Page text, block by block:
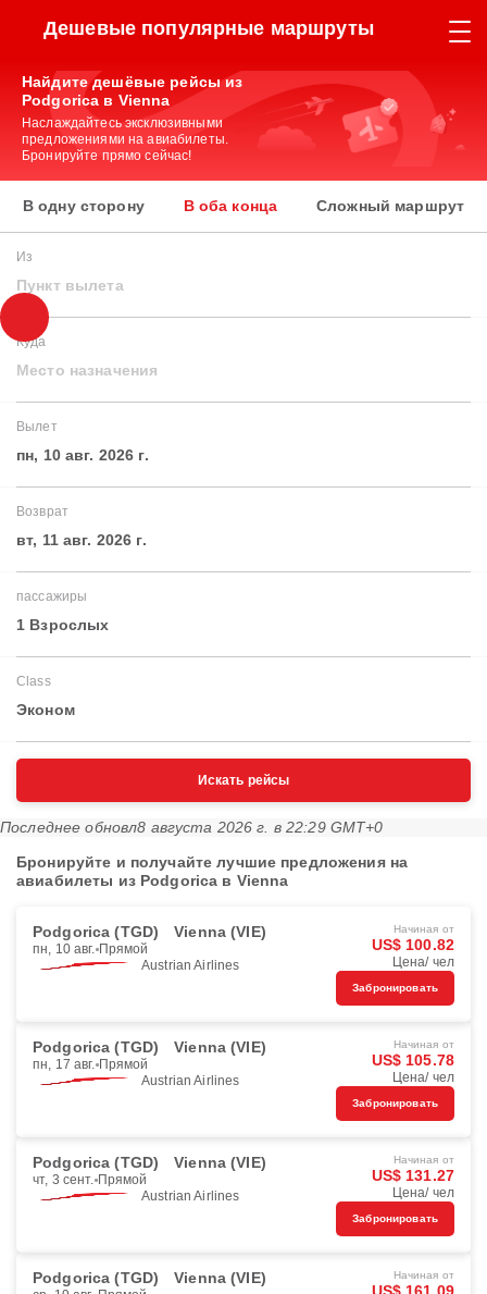
Дешевые популярные маршруты
Найдите дешёвые рейсы из
Podgorica в Vienna
Наслаждайтесь эксклюзивными
предложениями на авиабилеты.
Бронируйте прямо сейчас!
В одну сторону В оба конца Сложный маршрут
Из
Пункт вылета
Куда
Место назначения
Вылет
пн, 10 авг. 2026 г.
Возврат
вт, 11 авг. 2026 г.
пассажиры
1 Взрослых
Class
Эконом
Искать рейсы
Последнее обновл8 августа 2026 г. в 22:29 GMT+0
Бронируйте и получайте лучшие предложения на
авиабилеты из Podgorica в Vienna
Podgorica (TGD) Vienna (VIE)
пн, 10 авг. Прямой
Austrian Airlines
Начиная от
US$ 100.82
Цена/ чел
Забронировать
Podgorica (TGD) Vienna (VIE)
пн, 17 авг. Прямой
Austrian Airlines
Начиная от
US$ 105.78
Цена/ чел
Забронировать
Podgorica (TGD) Vienna (VIE)
чт, 3 сент. Прямой
Austrian Airlines
Начиная от
US$ 131.27
Цена/ чел
Забронировать
Podgorica (TGD) Vienna (VIE) Начиная от